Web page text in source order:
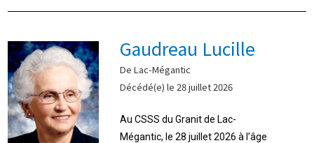
Gaudreau Lucille
De Lac-Mégantic
Décédé(e) le 28 juillet 2026
Au CSSS du Granit de Lac-
Mégantic, le 28 juillet 2026 à l’âge